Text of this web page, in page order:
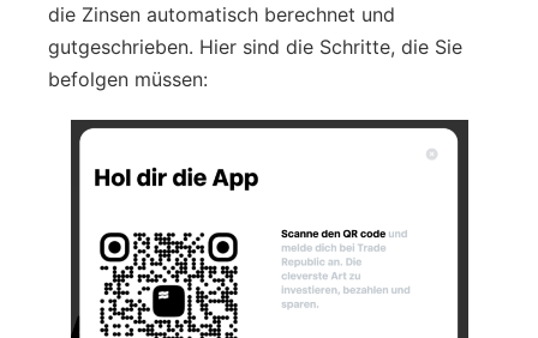
die Zinsen automatisch berechnet und
gutgeschrieben. Hier sind die Schritte, die Sie
befolgen müssen: